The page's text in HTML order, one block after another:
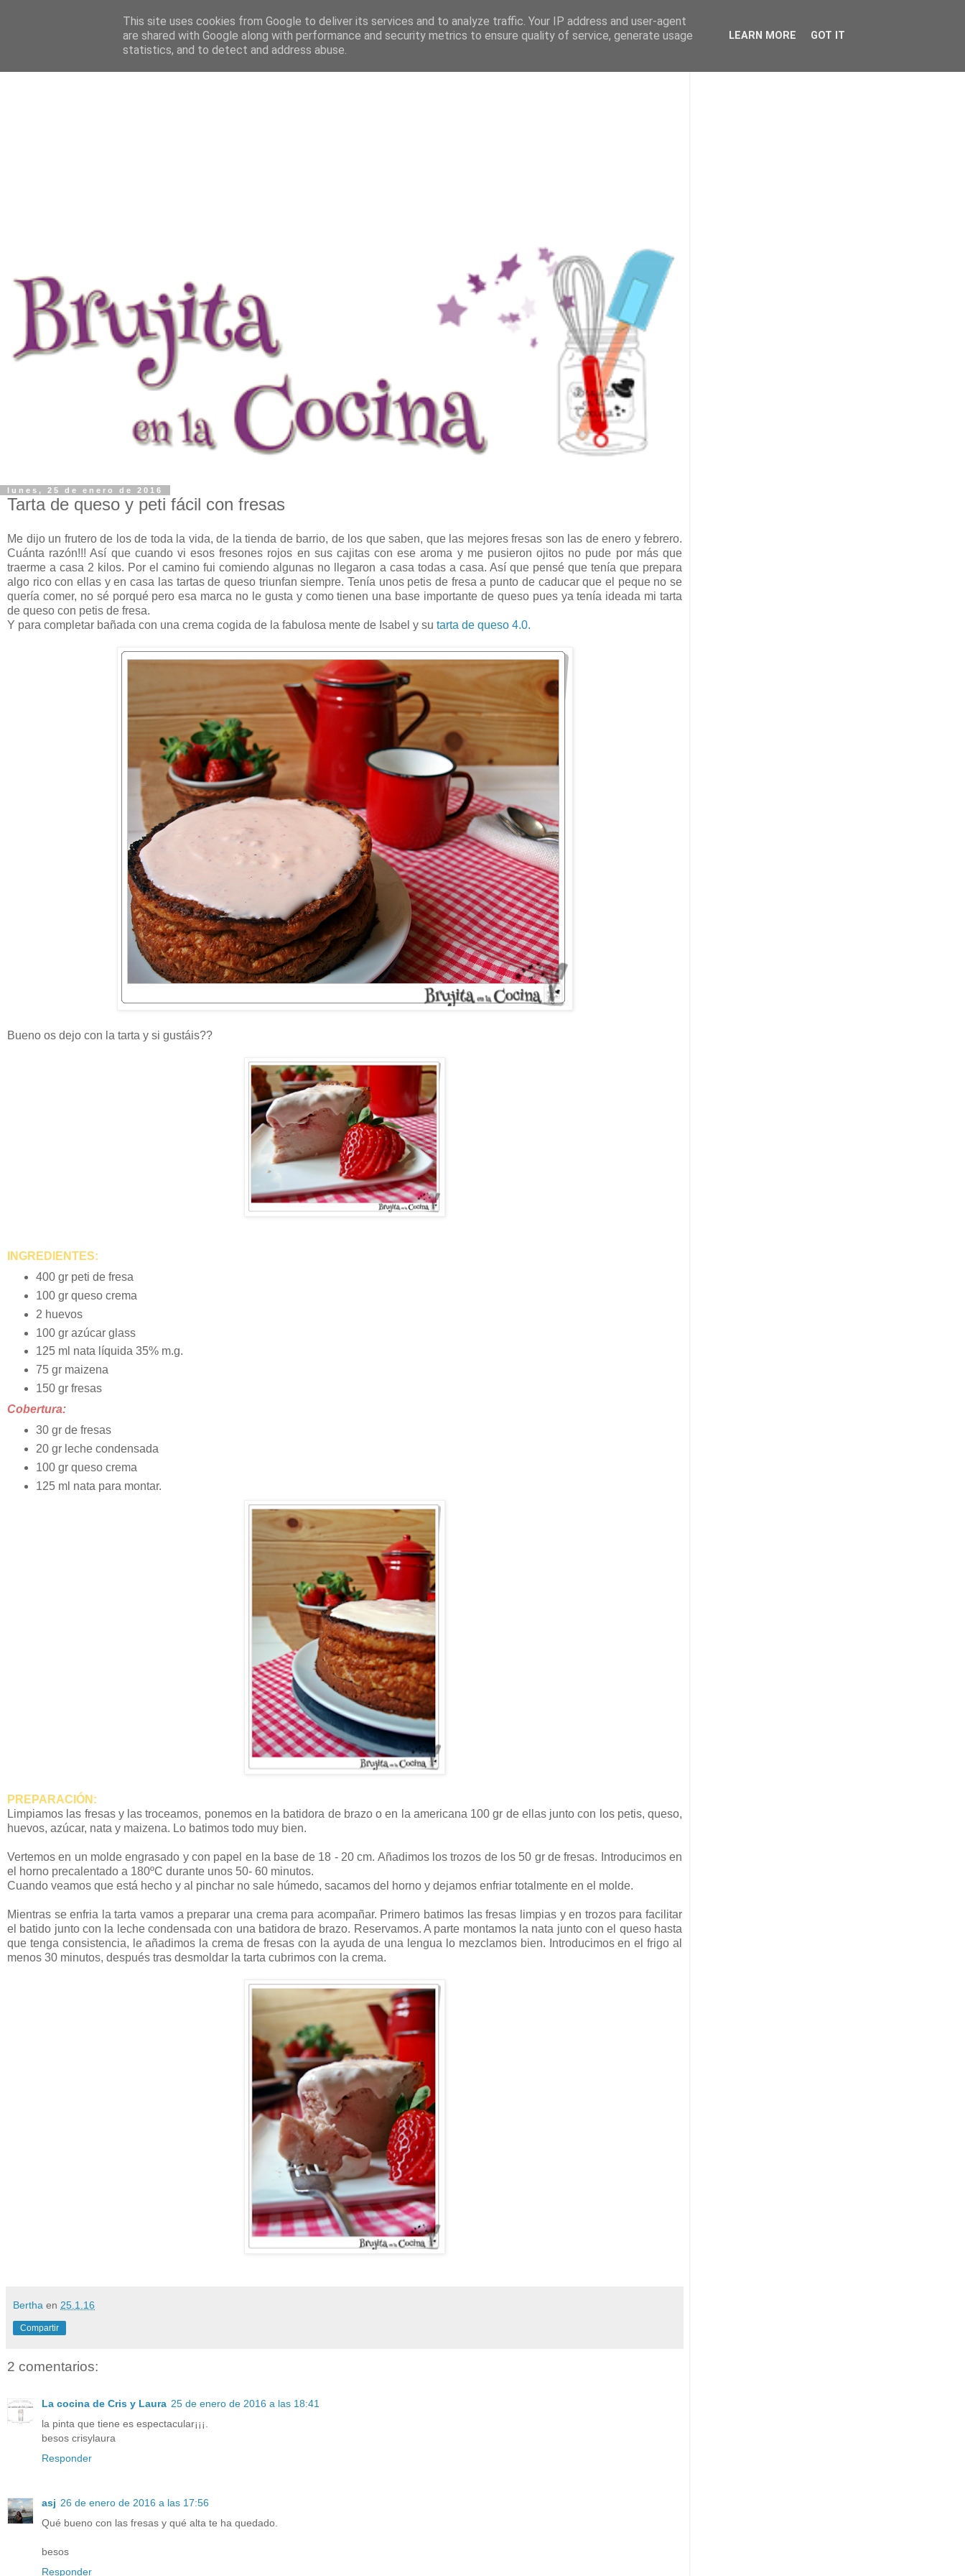
lunes, 25 de enero de 2016
Tarta de queso y peti fácil con fresas
Me dijo un frutero de los de toda la vida, de la tienda de barrio, de los que saben, que las mejores fresas son las de enero y febrero.
Cuánta razón!!! Así que cuando vi esos fresones rojos en sus cajitas con ese aroma y me pusieron ojitos no pude por más que
traerme a casa 2 kilos. Por el camino fui comiendo algunas no llegaron a casa todas a casa. Así que pensé que tenía que prepara
algo rico con ellas y en casa las tartas de queso triunfan siempre. Tenía unos petis de fresa a punto de caducar que el peque no se
quería comer, no sé porqué pero esa marca no le gusta y como tienen una base importante de queso pues ya tenía ideada mi tarta
de queso con petis de fresa.
Y para completar bañada con una crema cogida de la fabulosa mente de Isabel y su tarta de queso 4.0.
Bueno os dejo con la tarta y si gustáis??
INGREDIENTES:
400 gr peti de fresa
100 gr queso crema
2 huevos
100 gr azúcar glass
125 ml nata líquida 35% m.g.
75 gr maizena
150 gr fresas
Cobertura:
30 gr de fresas
20 gr leche condensada
100 gr queso crema
125 ml nata para montar.
PREPARACIÓN:
Limpiamos las fresas y las troceamos, ponemos en la batidora de brazo o en la americana 100 gr de ellas junto con los petis, queso,
huevos, azúcar, nata y maizena. Lo batimos todo muy bien.
Vertemos en un molde engrasado y con papel en la base de 18 - 20 cm. Añadimos los trozos de los 50 gr de fresas. Introducimos en
el horno precalentado a 180ºC durante unos 50- 60 minutos.
Cuando veamos que está hecho y al pinchar no sale húmedo, sacamos del horno y dejamos enfriar totalmente en el molde.
Mientras se enfria la tarta vamos a preparar una crema para acompañar. Primero batimos las fresas limpias y en trozos para facilitar
el batido junto con la leche condensada con una batidora de brazo. Reservamos. A parte montamos la nata junto con el queso hasta
que tenga consistencia, le añadimos la crema de fresas con la ayuda de una lengua lo mezclamos bien. Introducimos en el frigo al
menos 30 minutos, después tras desmoldar la tarta cubrimos con la crema.
Bertha en 25.1.16
Compartir
2 comentarios:
La cocina de Cris y Laura 25 de enero de 2016 a las 18:41
la pinta que tiene es espectacular¡¡¡.
besos crisylaura
Responder
asj 26 de enero de 2016 a las 17:56
Qué bueno con las fresas y qué alta te ha quedado.
besos
Responder
This site uses cookies from Google to deliver its services and to analyze traffic. Your IP address and user-agent
are shared with Google along with performance and security metrics to ensure quality of service, generate usage
statistics, and to detect and address abuse.
LEARN MORE GOT IT